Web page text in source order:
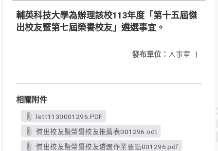
輔英科技大學為辦理該校113年度「第十五屆傑
出校友暨第七屆榮譽校友」遴選事宜。
發布單位： 人事室 |
相關附件
lett1130001296.PDF
傑出校友暨榮譽校友推薦表001296.odt
傑出校友暨榮譽校友遴選作業要點001296.pdf